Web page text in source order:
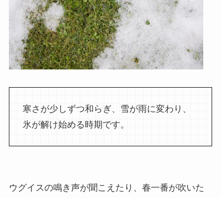
寒さが少しずつ和らぎ、雪が雨に変わり、
氷が解け始める時期です。
ウグイスの鳴き声が聞こえたり、春一番が吹いた